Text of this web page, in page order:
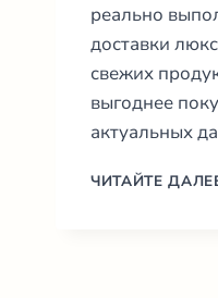
реально
доставки
свежих
выгоднее
актуальных
ЧИТАЙТЕ